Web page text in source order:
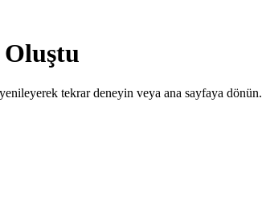
tekrar deneyin veya ana sayfaya dönün.